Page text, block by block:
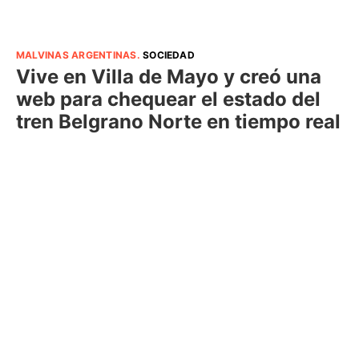
MALVINAS ARGENTINAS.SOCIEDAD
Vive en Villa de Mayo y creó una
web para chequear el estado del
tren Belgrano Norte en tiempo real